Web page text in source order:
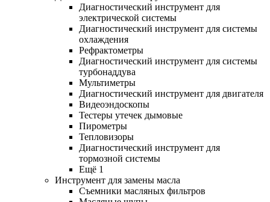
Диагностический инструмент для
электрической системы
Диагностический инструмент для системы
охлаждения
Рефрактометры
Диагностический инструмент для системы
турбонаддува
Мультиметры
Диагностический инструмент для двигателя
Видеоэндоскопы
Тестеры утечек дымовые
Пирометры
Тепловизоры
Диагностический инструмент для
тормозной системы
Ещё 1
Инструмент для замены масла
Съемники масляных фильтров